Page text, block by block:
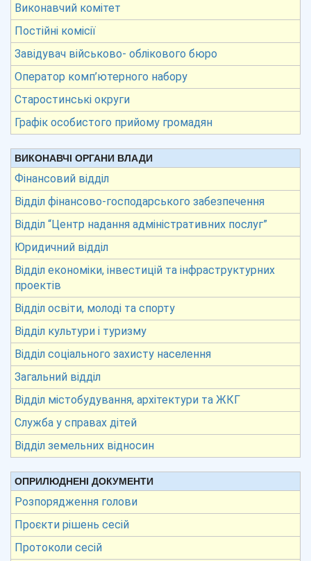
Виконавчий комітет
Постійні комісії
Завідувач військово- облікового бюро
Оператор комп’ютерного набору
Старостинські округи
Графік особистого прийому громадян
ВИКОНАВЧІ ОРГАНИ ВЛАДИ
Фінансовий відділ
Відділ фінансово-господарського забезпечення
Відділ “Центр надання адміністративних послуг”
Юридичний відділ
Відділ економіки, інвестицій та інфраструктурних
проектів
Відділ освіти, молоді та спорту
Відділ культури і туризму
Відділ соціального захисту населення
Загальний відділ
Відділ містобудування, архітектури та ЖКГ
Служба у справах дітей
Відділ земельних відносин
ОПРИЛЮДНЕНІ ДОКУМЕНТИ
Розпорядження голови
Проєкти рішень сесій
Протоколи сесій